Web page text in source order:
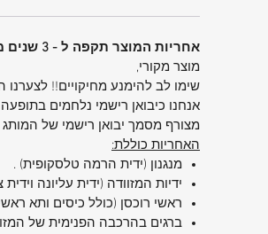
אחריות בינלאומית: 5 שנים
🧳מזוודה בינונית 25 אינץ':
גובה: 68 ס"מ
עומק: 28 ס"מ (בהתרחבות ל-31 ס"מ)
נפח: 75/83 ליטר
משקל: 3.1 ק"ג
חומר: פוליפרופילן 100%
בטנה ממוחזרת
אחריות המוצר תקפה ל - 3 שנים מיום הקניה.
מוצר מקורי,
שימו לב להימנע מחיקויים!!
אנחנו כיבואן רישמי נלחמים
מצורף מסמך יבואן רישמי של
האחריות כוללת:
מנגנון (ידית הרמה טלסקופית) .
ידיות המזוודה (ידית עליונה וידית
ראשי רוכסן (כולל כיסים ותא
ברגים בהרכבה הפנימית של